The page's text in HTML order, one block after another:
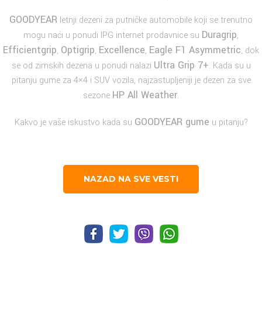
GOODYEAR letnji dezeni za putničke automobile koji se trenutno
mogu naći u ponudi IPG internet prodavnice su Duragrip,
Efficientgrip, Optigrip, Excellence, Eagle F1 Asymmetric, dok
se od zimskih dezena u ponudi nalazi Ultra Grip 7+. Kada su u
pitanju gume za 4×4 i SUV vozila, najzastupljeniji je dezen za sve
sezone HP All Weather.
Kakvo je vaše iskustvo kada su GOODYEAR gume u pitanju?
NAZAD NA SVE VESTI